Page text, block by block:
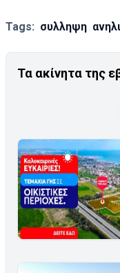
Tags: συλληψη
Τα ακίνητα της